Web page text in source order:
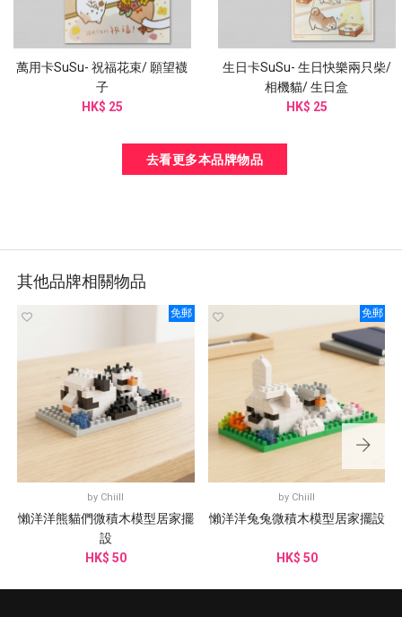
萬用卡SuSu- 祝福花束/ 願望襪
子
HK$ 25
生日卡SuSu- 生日快樂兩只柴/
相機貓/ 生日盒
HK$ 25
去看更多本品牌物品
其他品牌相關物品
免郵
by Chiill
懶洋洋熊貓們微積木模型居家擺
設
HK$ 50
免郵
by Chiill
懶洋洋兔兔微積木模型居家擺設
HK$ 50